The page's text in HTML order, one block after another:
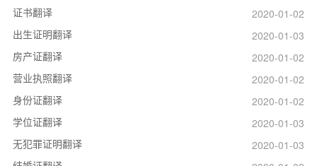
证书翻译
2020-01-02
出生证明翻译
2020-01-03
房产证翻译
2020-01-02
营业执照翻译
2020-01-02
身份证翻译
2020-01-02
学位证翻译
2020-01-03
无犯罪证明翻译
2020-01-03